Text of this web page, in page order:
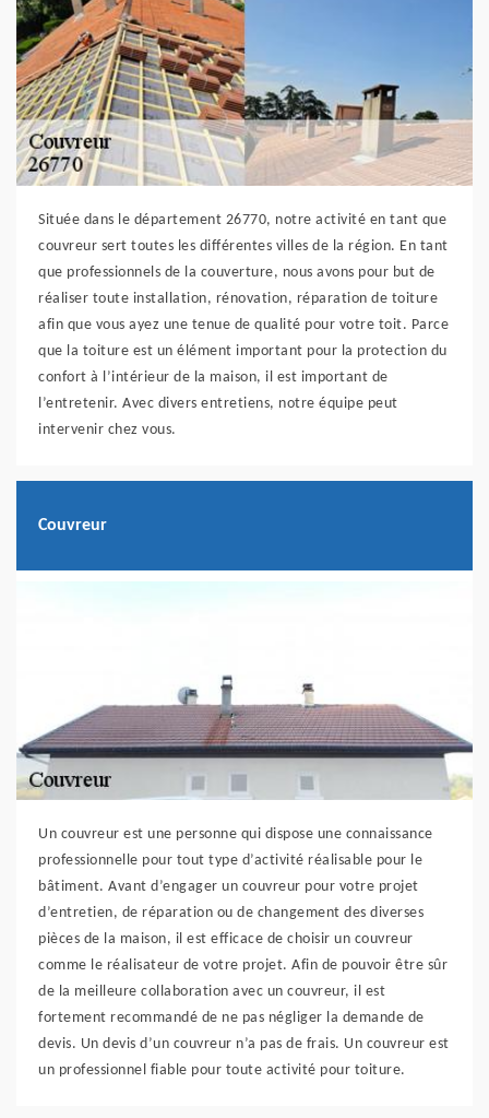
Située dans le département 26770, notre activité en tant que
couvreur sert toutes les différentes villes de la région. En tant
que professionnels de la couverture, nous avons pour but de
réaliser toute installation, rénovation, réparation de toiture
afin que vous ayez une tenue de qualité pour votre toit. Parce
que la toiture est un élément important pour la protection du
confort à l’intérieur de la maison, il est important de
l’entretenir. Avec divers entretiens, notre équipe peut
intervenir chez vous.
Couvreur
Un couvreur est une personne qui dispose une connaissance
professionnelle pour tout type d’activité réalisable pour le
bâtiment. Avant d’engager un couvreur pour votre projet
d’entretien, de réparation ou de changement des diverses
pièces de la maison, il est efficace de choisir un couvreur
comme le réalisateur de votre projet. Afin de pouvoir être sûr
de la meilleure collaboration avec un couvreur, il est
fortement recommandé de ne pas négliger la demande de
devis. Un devis d’un couvreur n’a pas de frais. Un couvreur est
un professionnel fiable pour toute activité pour toiture.